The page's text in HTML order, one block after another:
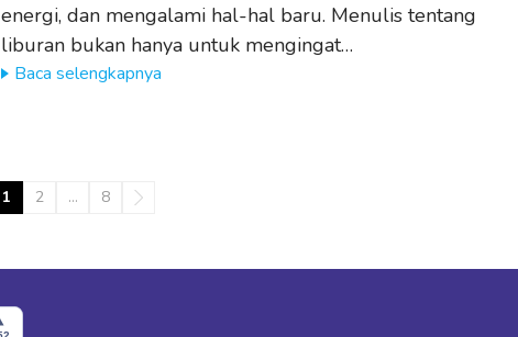
energi, dan mengalami hal-hal baru. Menulis tentang
liburan bukan hanya untuk mengingat…
Baca selengkapnya
1 2 … 8